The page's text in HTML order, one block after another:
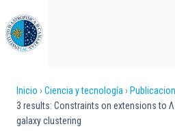
al
contenido
principal
Sobrescribir
enlaces
Inicio Ciencia y tecnología
3 results: Constraints on extensions to
galaxy clustering